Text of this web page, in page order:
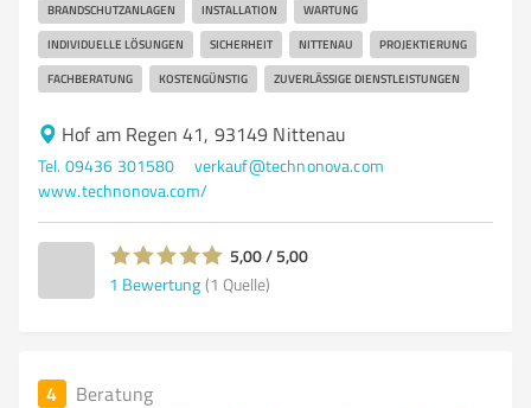
BRANDSCHUTZANLAGEN INSTALLATION WARTUNG
INDIVIDUELLE LÖSUNGEN SICHERHEIT NITTENAU PROJEKTIERUNG
FACHBERATUNG KOSTENGÜNSTIG ZUVERLÄSSIGE DIENSTLEISTUNGEN
Hof am Regen 41, 93149 Nittenau
Tel. 09436 301580
verkauf@technonova.com
www.technonova.com/
5,00 / 5,00
1 Bewertung (1 Quelle)
4 Beratung